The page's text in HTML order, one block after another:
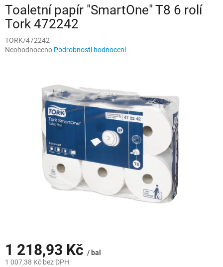
Toaletní papír "SmartOne" T8 6 rolí
Tork 472242
TORK/472242
Průměrné
Neohodnoceno Podrobnosti hodnocení
1 218,93 Kč / bal
1 007,38 Kč bez DPH